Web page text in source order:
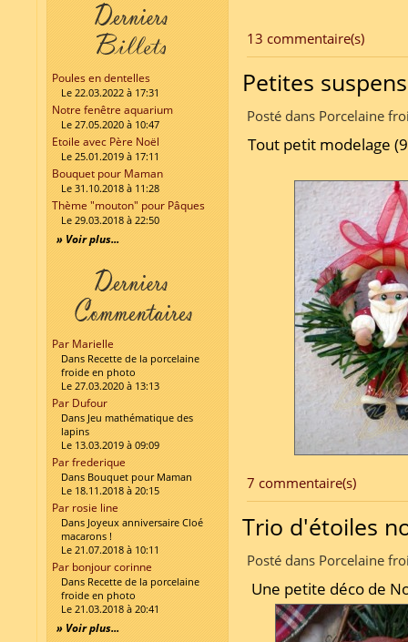
Poules en dentelles
Le 22.03.2022 à 17:31
Notre fenêtre aquarium
Le 27.05.2020 à 10:47
Etoile avec Père Noël
Le 25.01.2019 à 17:11
Bouquet pour Maman
Le 31.10.2018 à 11:28
Thème "mouton" pour Pâques
Le 29.03.2018 à 22:50
» Voir plus...
Par Marielle
Dans Recette de la porcelaine
froide en photo
Le 27.03.2020 à 13:13
Par Dufour
Dans Jeu mathématique des
lapins
Le 13.03.2019 à 09:09
Par frederique
Dans Bouquet pour Maman
Le 18.11.2018 à 20:15
Par rosie line
Dans Joyeux anniversaire Cloé
macarons !
Le 21.07.2018 à 10:11
Par bonjour corinne
Dans Recette de la porcelaine
froide en photo
Le 21.03.2018 à 20:41
» Voir plus...
13 commentaire(s)
Petites
Posté dans Porcelaine
Tout petit modelage
7 commentaire(s)
Trio d'étoiles
Posté dans Porcelaine
Une petite déco de